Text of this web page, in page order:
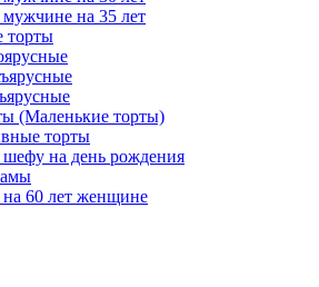
мужчине на 35 лет
торты
(Маленькие торты)
торты
шефу на день рождения
на 60 лет женщине